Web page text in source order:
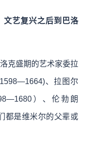
文艺复兴之后到巴洛
克盛期的艺术家委拉
、拉图尔
）、伦勃朗
都是维米尔的父辈或